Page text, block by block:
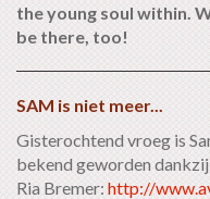
the young soul within.
be there, too!
SAM is niet meer...
Gisterochtend vroeg is
bekend geworden
Ria Bremer: http://